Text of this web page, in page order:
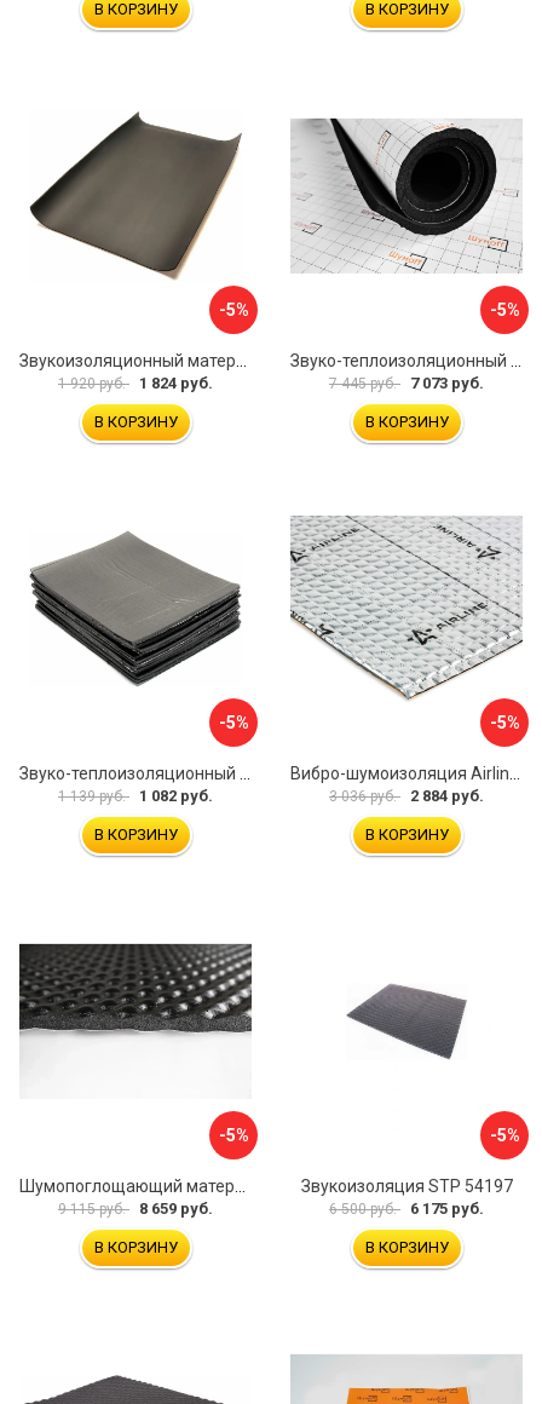
В КОРЗИНУ В КОРЗИНУ
-5%
1 920 руб. 1 824 руб.
В КОРЗИНУ
-5%
7 445 руб. 7 073 руб.
В КОРЗИНУ
-5%
1 139 руб. 1 082 руб.
В КОРЗИНУ
-5%
3 036 руб. 2 884 руб.
В КОРЗИНУ
-5%
9 115 руб. 8 659 руб.
В КОРЗИНУ
-5%
Звукоизоляция STP 54197
6 500 руб. 6 175 руб.
В КОРЗИНУ